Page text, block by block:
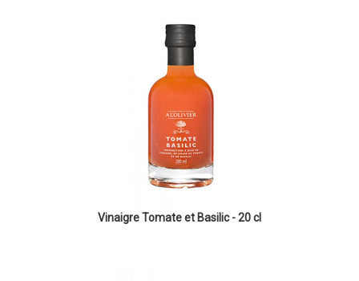
Vinaigre Tomate et Basilic - 20 cl